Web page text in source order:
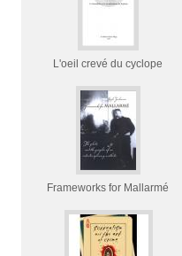
L'oeil crevé du cyclope
Frameworks for Mallarmé